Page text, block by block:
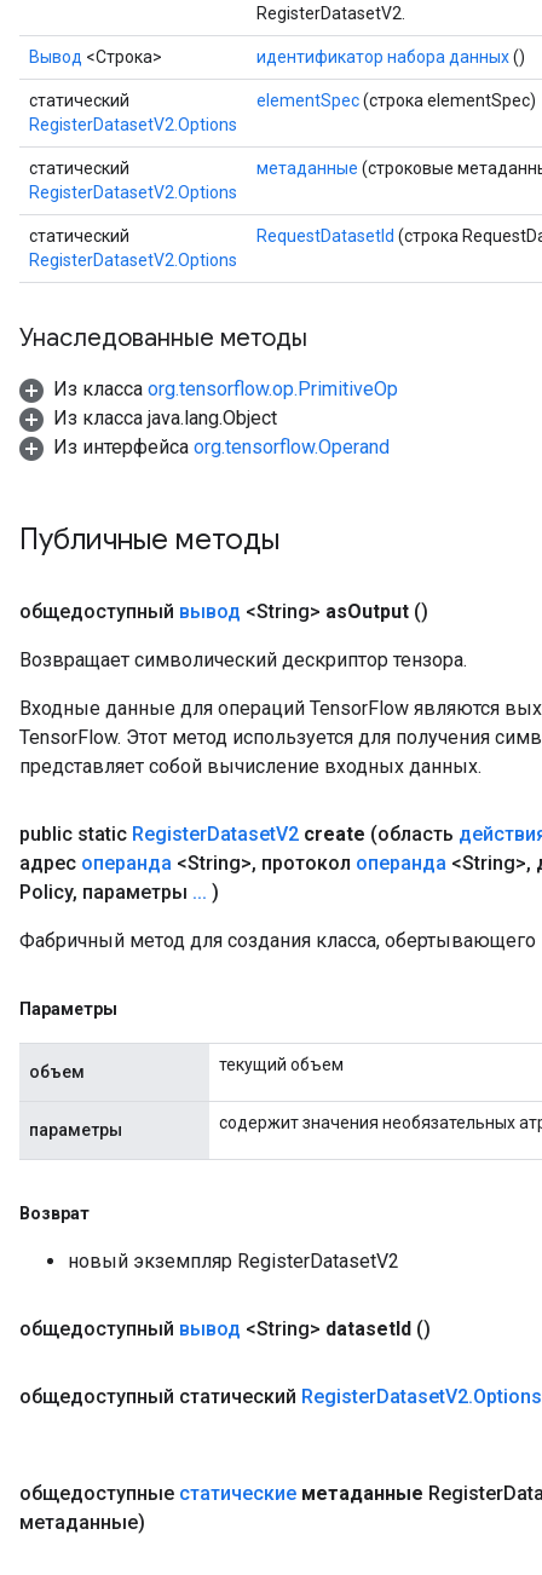
RegisterDatasetV2.
Вывод <Строка> идентификатор набора данных()
статический
RegisterDatasetV2.Options
elementSpec(строка elementSpec)
статический
RegisterDatasetV2.Options
метаданные (строковые
статический
RegisterDatasetV2.Options
RequestDatasetId (строка
Унаследованные методы
Из класса org.tensorflow.op.PrimitiveOp
Из класса java.lang.Object
Из интерфейса org.tensorflow.Operand
Публичные методы
общедоступный вывод <String> asOutput ()
Возвращает символический дескриптор тензора.
Входные данные для операций TensorFlow являются
TensorFlow. Этот метод используется для получения
представляет собой вычисление входных данных.
public static RegisterDatasetV2 create (область
адрес операнда <String>, протокол операнда <String>,
Policy, параметры ... )
Фабричный метод для создания класса,
Параметры
объем текущий объем
параметры содержит значения необязательных
Возврат
новый экземпляр RegisterDatasetV2
общедоступный вывод <String> datasetId ()
общедоступный статический RegisterDatasetV2.Options
общедоступные статические метаданные Register
метаданные)